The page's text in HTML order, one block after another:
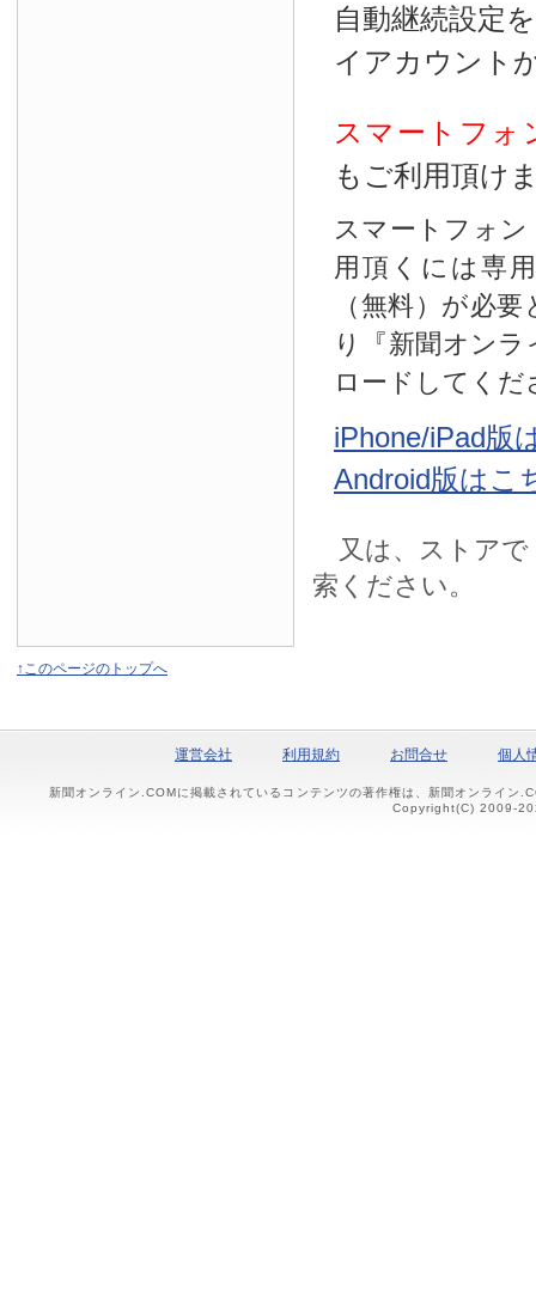
自動継続設定
イアカウント
スマートフォ
もご利用頂け
スマートフォ
用頂くには専
（無料）が必
り『新聞オン
ロードしてくだ
iPhone/iPad版
Android版はこ
又は、ストアで
索ください。
↑このページのトップへ
運営会社 利用規約 お問合せ 個人
新聞オンライン.COMに掲載されているコンテンツの著作権は、新聞オンライン
Copyright(C) 2009-